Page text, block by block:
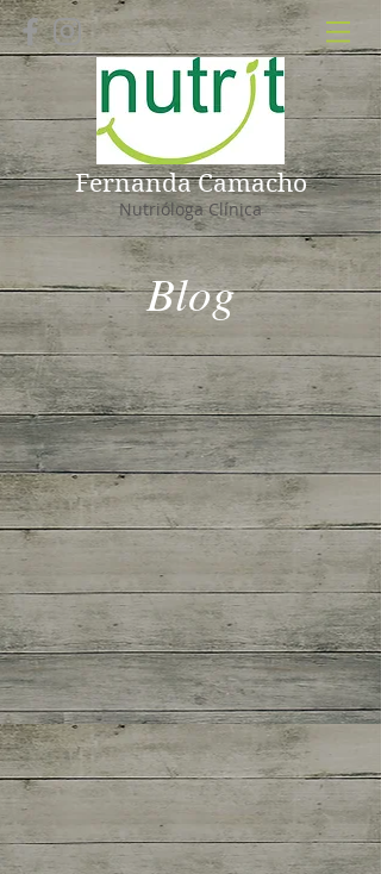
Fernanda Camacho
Nutrióloga Clínica
Blog